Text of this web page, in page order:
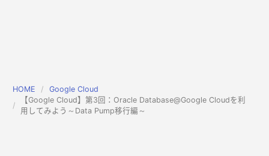
HOME
Google Cloud
【Google Cloud】第3回：Oracle Database@Google Cloudを利
用してみよう～Data Pump移行編～